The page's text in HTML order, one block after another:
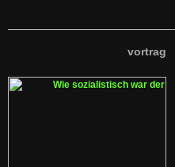
vortrag